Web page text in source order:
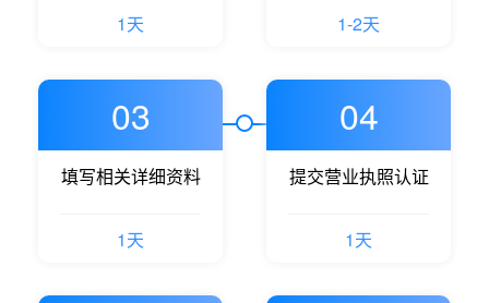
1天 1-2天
03
填写相关详细资料
1天
04
提交营业执照认证
1天